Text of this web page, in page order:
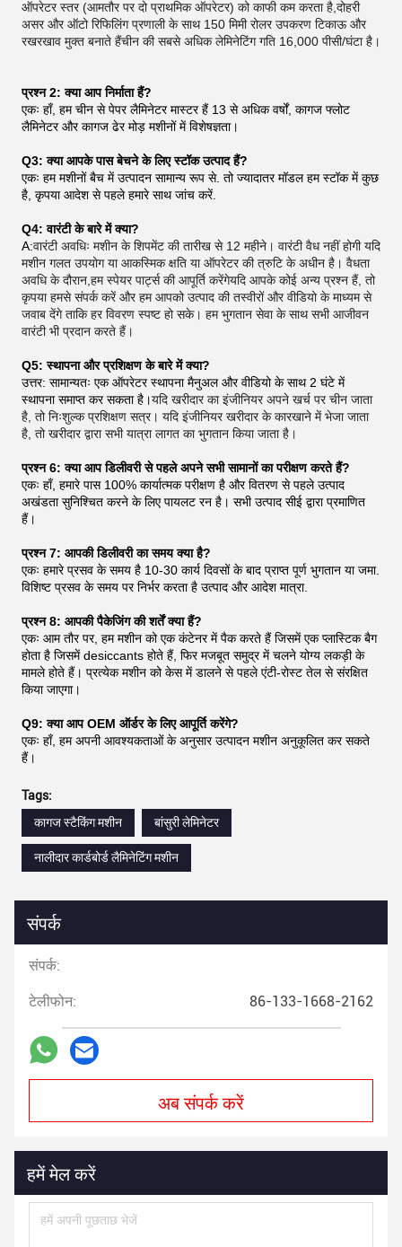
ऑपरेटर स्तर (आमतौर पर दो प्राथमिक ऑपरेटर) को काफी कम करता है,दोहरी
असर और ऑटो रिफिलिंग प्रणाली के साथ 150 मिमी रोलर उपकरण टिकाऊ और
रखरखाव मुक्त बनाते हैंचीन की सबसे अधिक लेमिनेटिंग गति 16,000 पीसी/घंटा है।
प्रश्न 2: क्या आप निर्माता हैं?
एकः हाँ, हम चीन से पेपर लैमिनेटर मास्टर हैं 13 से अधिक वर्षों, कागज फ्लोट
लैमिनेटर और कागज ढेर मोड़ मशीनों में विशेषज्ञता।
Q3: क्या आपके पास बेचने के लिए स्टॉक उत्पाद हैं?
एकः हम मशीनों बैच में उत्पादन सामान्य रूप से. तो ज्यादातर मॉडल हम स्टॉक में कुछ
है, कृपया आदेश से पहले हमारे साथ जांच करें.
Q4: वारंटी के बारे में क्या?
A:वारंटी अवधिः मशीन के शिपमेंट की तारीख से 12 महीने। वारंटी वैध नहीं होगी यदि
मशीन गलत उपयोग या आकस्मिक क्षति या ऑपरेटर की त्रुटि के अधीन है। वैधता
अवधि के दौरान,हम स्पेयर पार्ट्स की आपूर्ति करेंगेयदि आपके कोई अन्य प्रश्न हैं, तो
कृपया हमसे संपर्क करें और हम आपको उत्पाद की तस्वीरों और वीडियो के माध्यम से
जवाब देंगे ताकि हर विवरण स्पष्ट हो सके। हम भुगतान सेवा के साथ सभी आजीवन
वारंटी भी प्रदान करते हैं।
Q5: स्थापना और प्रशिक्षण के बारे में क्या?
उत्तर: सामान्यतः एक ऑपरेटर स्थापना मैनुअल और वीडियो के साथ 2 घंटे में
स्थापना समाप्त कर सकता है।यदि खरीदार का इंजीनियर अपने खर्च पर चीन जाता
है, तो निःशुल्क प्रशिक्षण सत्र। यदि इंजीनियर खरीदार के कारखाने में भेजा जाता
है, तो खरीदार द्वारा सभी यात्रा लागत का भुगतान किया जाता है।
प्रश्न 6: क्या आप डिलीवरी से पहले अपने सभी सामानों का परीक्षण करते हैं?
एकः हाँ, हमारे पास 100% कार्यात्मक परीक्षण है और वितरण से पहले उत्पाद
अखंडता सुनिश्चित करने के लिए पायलट रन है। सभी उत्पाद सीई द्वारा प्रमाणित
हैं।
प्रश्न 7: आपकी डिलीवरी का समय क्या है?
एकः हमारे प्रसव के समय है 10-30 कार्य दिवसों के बाद प्राप्त पूर्ण भुगतान या जमा.
विशिष्ट प्रसव के समय पर निर्भर करता है उत्पाद और आदेश मात्रा.
प्रश्न 8: आपकी पैकेजिंग की शर्तें क्या हैं?
एकः आम तौर पर, हम मशीन को एक कंटेनर में पैक करते हैं जिसमें एक प्लास्टिक बैग
होता है जिसमें desiccants होते हैं, फिर मजबूत समुद्र में चलने योग्य लकड़ी के
मामले होते हैं। प्रत्येक मशीन को केस में डालने से पहले एंटी-रोस्ट तेल से संरक्षित
किया जाएगा।
Q9: क्या आप OEM ऑर्डर के लिए आपूर्ति करेंगे?
एकः हाँ, हम अपनी आवश्यकताओं के अनुसार उत्पादन मशीन अनुकूलित कर सकते
हैं।
Tags:
कागज स्टैकिंग मशीन
बांसुरी लेमिनेटर
नालीदार कार्डबोर्ड लैमिनेटिंग मशीन
संपर्क
संपर्क:
टेलीफोन: 86-133-1668-2162
अब संपर्क करें
हमें मेल करें